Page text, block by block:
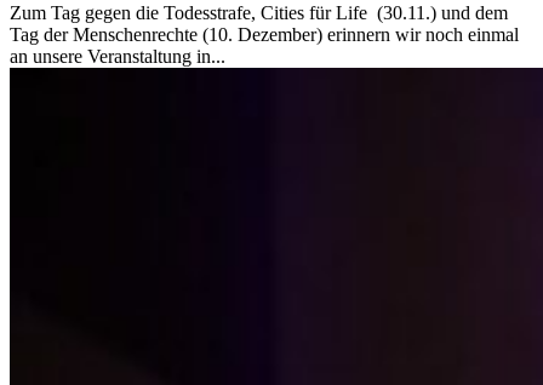
Zum Tag gegen die Todesstrafe, Cities für Life (30.11.) und dem
Tag der Menschenrechte (10. Dezember) erinnern wir noch einmal
an unsere Veranstaltung in...